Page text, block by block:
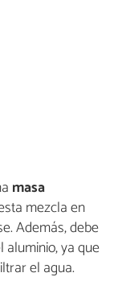
masa
mezcla en
Además, debe
ya que
el agua.